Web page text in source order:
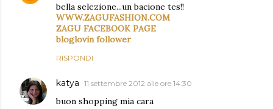
bella selezione...un bacione tes!!
WWW.ZAGUFASHION.COM
ZAGU FACEBOOK PAGE
bloglovin follower
RISPONDI
katya 11 settembre 2012 alle ore 14:30
buon shopping mia cara